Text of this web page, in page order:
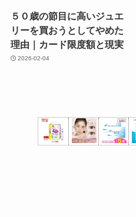
５０歳の節目に高いジュエ
リーを買おうとしてやめた
理由｜カード限度額と現実
2026-02-04